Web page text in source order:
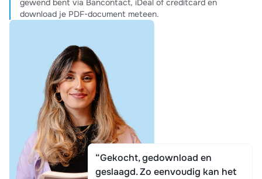
gewend bent via Bancontact, iDeal of creditcard en
download je PDF-document meteen.
“Gekocht, gedownload en
geslaagd. Zo eenvoudig kan het